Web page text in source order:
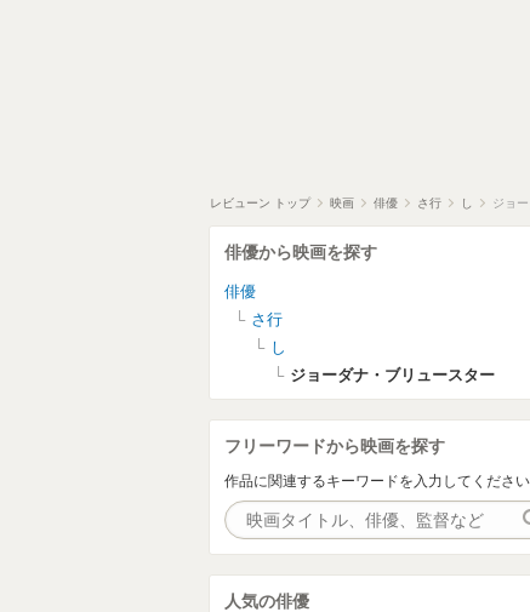
レビューン トップ 映画 俳優 さ行 し ジョ
俳優から映画を探す
俳優
さ行
し
ジョーダナ・ブリュースター
フリーワードから映画を探す
作品に関連するキーワードを入力してください
人気の俳優